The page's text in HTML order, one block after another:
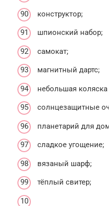
конструктор;
шпионский набор;
самокат;
магнитный дартс;
небольшая
солнцезащитные
планетарий для
сладкое угощение;
вязаный шарф;
тёплый свитер;